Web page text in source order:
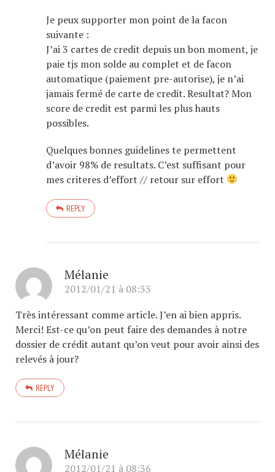
Je peux supporter mon point de la facon
suivante :
J’ai 3 cartes de credit depuis un bon moment, je
paie tjs mon solde au complet et de facon
automatique (paiement pre-autorise), je n’ai
jamais fermé de carte de credit. Resultat? Mon
score de credit est parmi les plus hauts
possibles.
Quelques bonnes guidelines te permettent
d’avoir 98% de resultats. C’est suffisant pour
mes criteres d’effort // retour sur effort
REPLY
Mélanie
2012/01/21 à 08:33
Très intéressant comme article. J’en ai bien appris.
Merci! Est-ce qu’on peut faire des demandes à notre
dossier de crédit autant qu’on veut pour avoir ainsi des
relevés à jour?
REPLY
Mélanie
2012/01/21 à 08:36